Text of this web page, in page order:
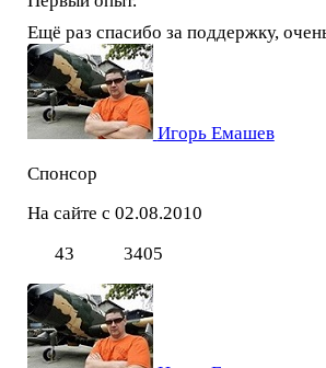
Ещё раз спасибо за поддержку,
Игорь Емашев
Спонсор
На сайте с 02.08.2010
43
3405